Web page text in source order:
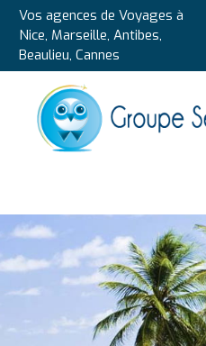
Vos agences de Voyages à
Nice, Marseille, Antibes,
Beaulieu, Cannes
CIRCUITS
AUTOTOURS
SEJOURS